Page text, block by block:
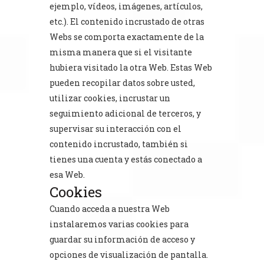
ejemplo, vídeos, imágenes, artículos,
etc.). El contenido incrustado de otras
Webs se comporta exactamente de la
misma manera que si el visitante
hubiera visitado la otra Web. Estas Web
pueden recopilar datos sobre usted,
utilizar cookies, incrustar un
seguimiento adicional de terceros, y
supervisar su interacción con el
contenido incrustado, también si
tienes una cuenta y estás conectado a
esa Web.
Cookies
Cuando acceda a nuestra Web
instalaremos varias cookies para
guardar su información de acceso y
opciones de visualización de pantalla.